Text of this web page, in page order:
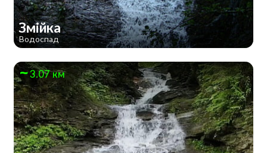
Змійка
Водоспад
3.07 км